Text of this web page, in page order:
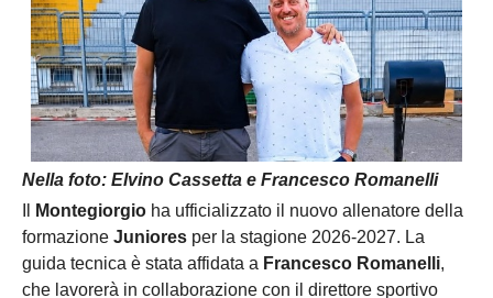
Nella foto: Elvino Cassetta e Francesco Romanelli
Montegiorgio ha ufficializzato il nuovo allenatore della
formazione Juniores per la stagione 2026-2027. La
guida tecnica è stata affidata a Francesco Romanelli,
che lavorerà in collaborazione con il direttore sportivo